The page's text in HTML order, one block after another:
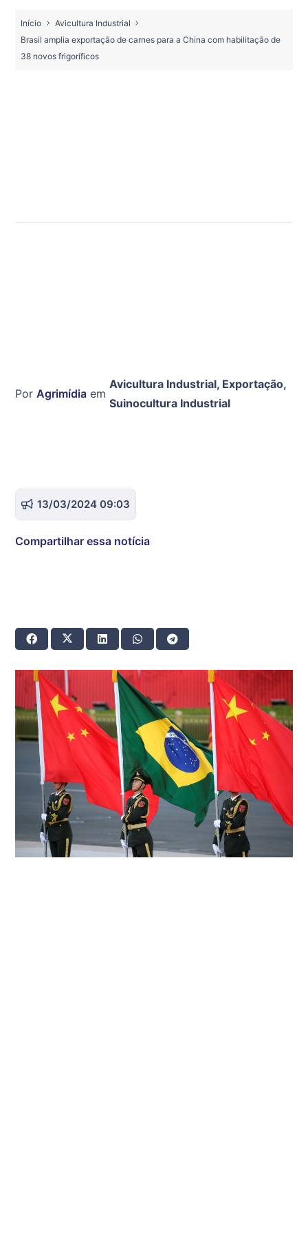
Início
Avicultura Industrial
Brasil amplia exportação de carnes para a China com habilitação de
38 novos frigoríficos
Por Agrimídia em
Avicultura Industrial, Exportação,
Suinocultura Industrial
13/03/2024 09:03
Compartilhar essa notícia